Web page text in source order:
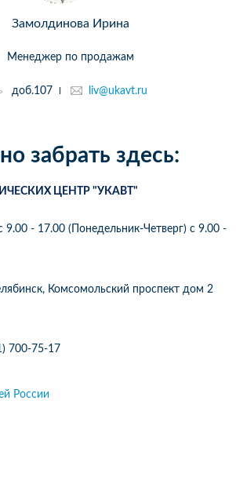
Замолдинова Ирина
Менеджер по продажам
доб.107 liv@ukavt.ru
забрать здесь:
ЦЕНТР "УКАВТ"
9.00 - 17.00 (Понедельник-Четверг) c 9.00 -
Комсомольский проспект дом 2
700-75-17
России